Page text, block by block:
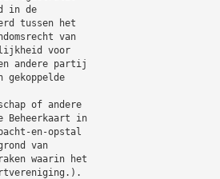
in de
tussen het
van
voor
andere partij
of andere
Beheerkaart in
en-opstal
van
waarin het